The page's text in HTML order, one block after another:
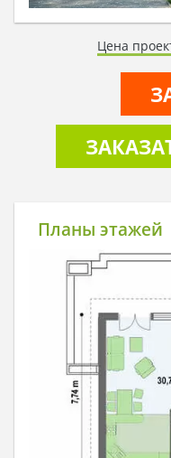
Цена
Планы этажей